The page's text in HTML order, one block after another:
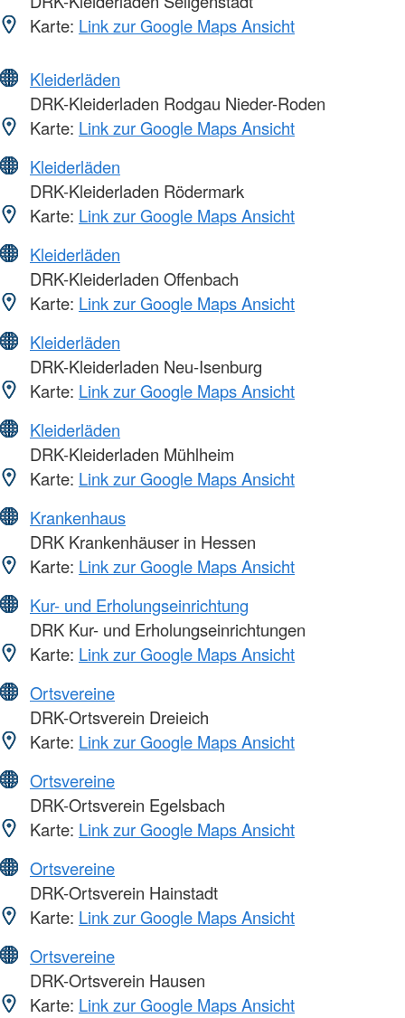
Karte: Link zur Google Maps Ansicht
Kleiderläden
DRK-Kleiderladen Rodgau Nieder-Roden
Karte: Link zur Google Maps Ansicht
Kleiderläden
DRK-Kleiderladen Rödermark
Karte: Link zur Google Maps Ansicht
Kleiderläden
DRK-Kleiderladen Offenbach
Karte: Link zur Google Maps Ansicht
Kleiderläden
DRK-Kleiderladen Neu-Isenburg
Karte: Link zur Google Maps Ansicht
Kleiderläden
DRK-Kleiderladen Mühlheim
Karte: Link zur Google Maps Ansicht
Krankenhaus
DRK Krankenhäuser in Hessen
Karte: Link zur Google Maps Ansicht
Kur- und Erholungseinrichtung
DRK Kur- und Erholungseinrichtungen
Karte: Link zur Google Maps Ansicht
Ortsvereine
DRK-Ortsverein Dreieich
Karte: Link zur Google Maps Ansicht
Ortsvereine
DRK-Ortsverein Egelsbach
Karte: Link zur Google Maps Ansicht
Ortsvereine
DRK-Ortsverein Hainstadt
Karte: Link zur Google Maps Ansicht
Ortsvereine
DRK-Ortsverein Hausen
Karte: Link zur Google Maps Ansicht